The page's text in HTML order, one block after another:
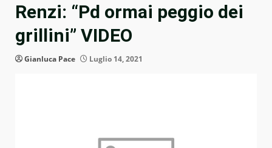
Renzi: “Pd ormai peggio dei
grillini” VIDEO
Gianluca Pace Luglio 14, 2021